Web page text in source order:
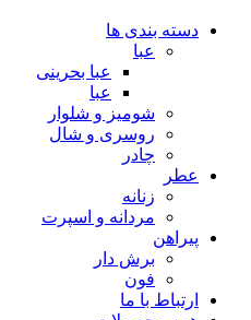
دسته بندی ها
عبا
عبا بحرینی
عبا
شومیز و شلوار
روسری و شال
چادر
عطر
زنانه
مردانه و اسپرت
پیراهن
برش دار
فون
ارتباط با ما